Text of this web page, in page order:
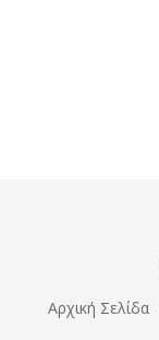
Αρχική Σελίδα